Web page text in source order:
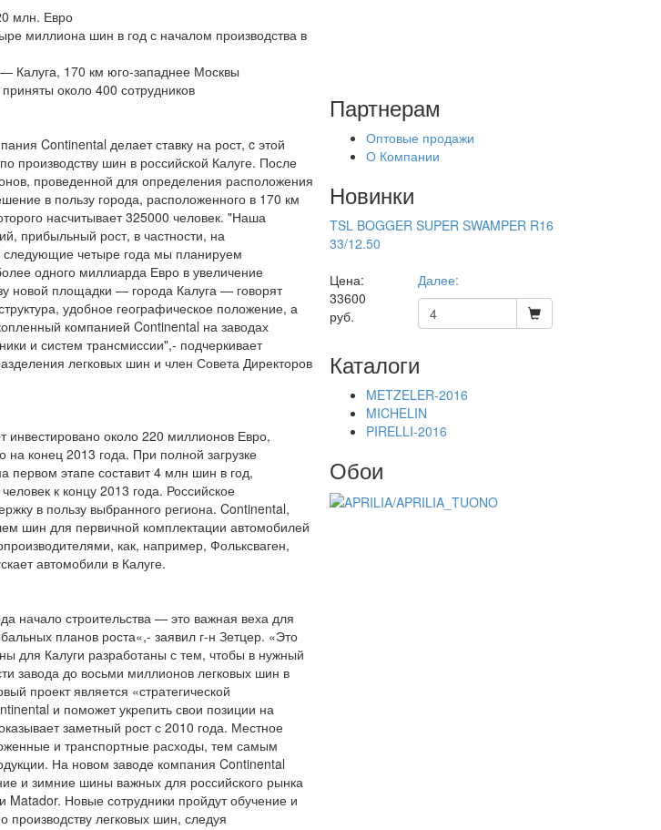
млн. Евро
миллиона шин в год с началом производства в
Калуга, 170 км юго-западнее Москвы
около 400 сотрудников
Continental делает ставку на рост, c этой
производству шин в российской Калуге. После
проведенной для определения расположения
в пользу города, расположенного в 170 км
насчитывает 325000 человек. "Наша
прибыльный рост, в частности, на
следующие четыре года мы планируем
одного миллиарда Евро в увеличение
новой площадки — города Калуга — говорят
удобное географическое положение, а
компанией Continental на заводах
и систем трансмиссии",- подчеркивает
легковых шин и член Совета Директоров
инвестировано около 220 миллионов Евро,
на конец 2013 года. При полной загрузке
первом этапе составит 4 млн шин в год,
к концу 2013 года. Российское
в пользу выбранного региона. Continental,
шин для первичной комплектации автомобилей
как, например, Фольксваген,
автомобили в Калуге.
начало строительства — это важная веха для
планов роста«,- заявил г-н Зетцер. «Это
для Калуги разработаны с тем, чтобы в нужный
завода до восьми миллионов легковых шин в
проект является «стратегической
и поможет укрепить свои позиции на
заметный рост с 2010 года. Местное
и транспортные расходы, тем самым
На новом заводе компания Continental
и зимние шины важных для российского рынка
Новые сотрудники пройдут обучение и
производству легковых шин, следуя
Партнерам
Оптовые продажи
О Компании
Новинки
TSL BOGGER SUPER SWAMPER R16
33/12.50
Цена:
33600
руб.
Далее:
Каталоги
METZELER-2016
MICHELIN
PIRELLI-2016
Обои